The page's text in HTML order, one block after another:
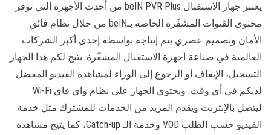
يعتبر جهاز الاستقبال beIN PVR Plus من أحدث الأجهزة التي توفر
محتوى القنوات المشفّرة الخاصة بـbeIN من خلال نظام فائق
الأمان وتصميم عصري يتم إنتاجه بواسطة إحدى أكبر الشركات
العالمية في صناعة أجهزة الاستقبال المشفّرة. يتيح لكم هذا الجهاز
التسجيل، الإيقاف أو الرجوع إلى الوراء لمشاهدة الفيديو المفضل
لديكم في أي وقت. ويحتوي الجهاز على نظام واي فاي Wi-Fi
ليتصل بالإنترنت ويقدم المزيد من الخدمات للمشترك مثل خدمة
الفيديو حسب الطلب VOD وخدمة الـ Catch-up، كما يتيح مشاهدة